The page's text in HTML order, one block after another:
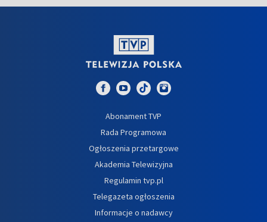
Abonament TVP
Rada Programowa
Ogłoszenia przetargowe
Akademia Telewizyjna
Regulamin tvp.pl
Telegazeta ogłoszenia
Informacje o nadawcy